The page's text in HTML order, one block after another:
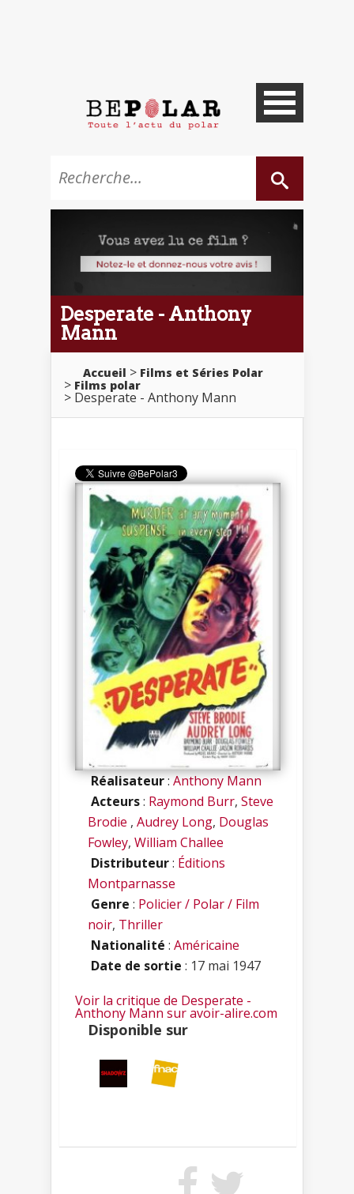
Desperate - Anthony
Mann
Accueil
Films et Séries Polar
Films polar
Desperate - Anthony Mann
Réalisateur:Anthony Mann
Acteurs: Raymond Burr, Steve
Brodie , Audrey Long, Douglas
Fowley, William Challee
Distributeur: Éditions
Montparnasse
Genre : Policier / Polar / Film
noir, Thriller
Nationalité : Américaine
Date de sortie : 17 mai 1947
Voir la critique de Desperate -
Anthony Mann sur avoir-alire.com
Disponible sur